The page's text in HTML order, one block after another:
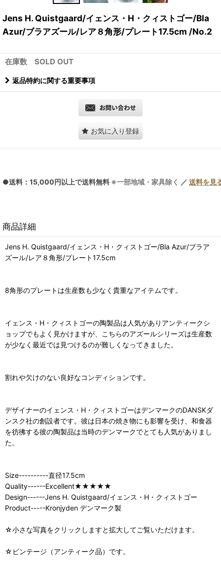
Jens H. Quistgaard/イェンス・H・クィストゴー/Bla
Azur/ブラアズール/レア８角形/プレート17.5cm /No.2
在庫数 SOLD OUT
返品特約に関する重要事項
お気に入り登録
●送料：15,000円以上で送料無料 ※一部地域・家具除く ／ 送料を見
商品詳細
Jens H. Quistgaard/イェンス・H・クィストゴー/Bla Azur/ブラア
ズール/レア８角形/プレート17.5cm
8角形のプレートは生産数も少なく貴重なアイテムです。
イェンス・H・クィストゴーの陶製品は人気がありアンティークシ
ョップでもよく見かけますが、こちらのアズールシリーズは生産数
が少なく最近では見つけるのが難しくなってきました。
割れや欠けのない良好なコンディションです。
デザイナーのイェンス・H・クィストゴーはデンマークのDANSKダ
ンスク社の創設者です。彼は日本の焼き物にも影響を受け、和食器
を彷彿する彼の陶製品は当時のデンマークでとても人気がありまし
た。
Size----------直径17.5cm
Quality------Excellent★★★★★
Design------Jens H. Quistgaard/イェンス・H・クィストゴー
Product-----Kronjyden デンマーク製
☆小さな写真をクリックしますと拡大してご覧いただけます。
☆ビンテージ（アンティーク品）です。